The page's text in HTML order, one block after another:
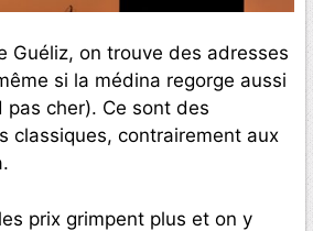
Guéliz, on trouve des adresses
si la médina regorge aussi
cher). Ce sont des
classiques, contrairement aux
prix grimpent plus et on y